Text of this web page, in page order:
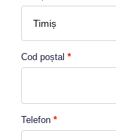
Cod poștal *
Telefon *